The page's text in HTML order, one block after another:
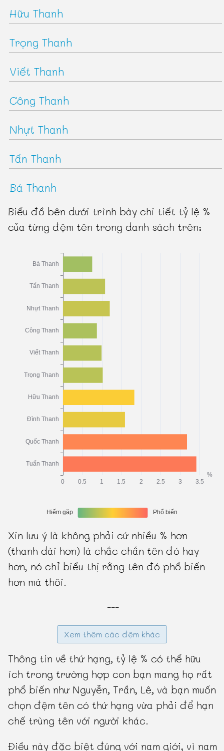
Hữu Thanh
Trọng Thanh
Viết Thanh
Công Thanh
Nhựt Thanh
Tấn Thanh
Bá Thanh
Biểu đồ bên dưới trình bày chi tiết tỷ lệ %
của từng đệm tên trong danh sách trên:
Xin lưu ý là không phải cứ nhiều % hơn
(thanh dài hơn) là chắc chắn tên đó hay
hơn, nó chỉ biểu thị rằng tên đó phổ biến
hơn mà thôi.
---
Xem thêm các đệm khác
Thông tin về thứ hạng, tỷ lệ % có thể hữu
ích trong trường hợp con bạn mang họ rất
phổ biến như Nguyễn, Trần, Lê, và bạn muốn
chọn đệm tên có thứ hạng vừa phải để hạn
chế trùng tên với người khác.
Điều này đặc biệt đúng với nam giới, vì nam